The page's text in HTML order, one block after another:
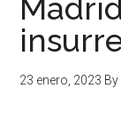
23 enero, 2023 By